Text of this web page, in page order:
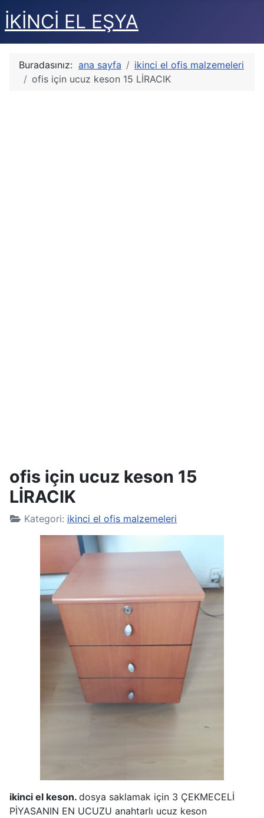
İKİNCİ EL EŞYA
Buradasınız: ana sayfa
ikinci el ofis malzemeleri
ofis için ucuz keson 15 LİRACIK
ofis için ucuz keson 15
LİRACIK
Kategori: ikinci el ofis malzemeleri
ikinci el keson. dosya saklamak için 3 ÇEKMECELİ
PİYASANIN EN UCUZU anahtarlı ucuz keson